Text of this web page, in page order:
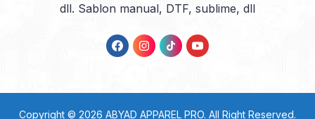
dll. Sablon manual, DTF, sublime, dll
Copyright © 2026 ABYAD APPAREL PRO. All Right Reserved.